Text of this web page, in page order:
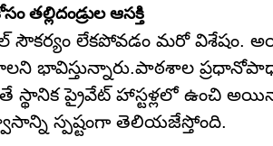
తల్లిదండ్రుల ఆసక్తి
లేకపోవడం మరో విశేషం.
చాలని భావిస్తున్నారు.పాఠశాల
ప్రైవేట్ హాస్టళ్లలో ఉంచి అయినా
స్పష్టంగా తెలియజేస్తోంది.